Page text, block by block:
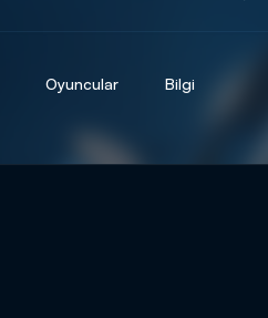
Oyuncular Bilgi